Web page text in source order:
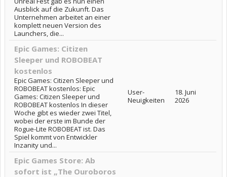
Ausblick auf die Zukunft. Das
Unternehmen arbeitet an einer
komplett neuen Version des
Launchers, die...
Epic Games: Citizen
Sleeper und ROBOBEAT
kostenlos
Epic Games: Citizen Sleeper und
ROBOBEAT kostenlos: Epic
Games: Citizen Sleeper und
ROBOBEAT kostenlos In dieser
Woche gibt es wieder zwei Titel,
wobei der erste im Bunde der
Rogue-Lite ROBOBEAT ist. Das
Spiel kommt von Entwickler
Inzanity und...
User-
Neuigkeiten
18. Juni
2026
Epic Games Store: Ab
sofort ist „The Ouroboros